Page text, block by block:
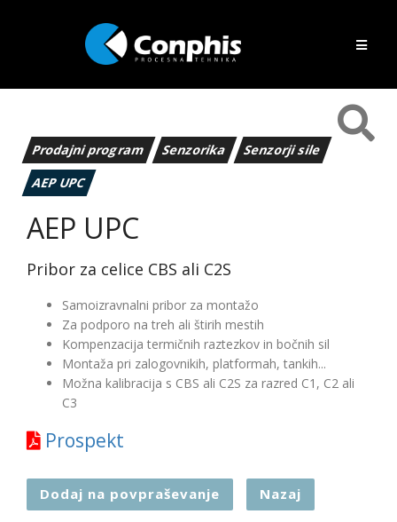
Prodajni program Senzorika
Senzorji sile
AEP UPC
AEP UPC
Pribor za celice CBS ali C2S
Samoizravnalni pribor za montažo
Za podporo na treh ali štirih mestih
Kompenzacija termičnih raztezkov in bočnih sil
Montaža pri zalogovnikih, platformah, tankih...
Možna kalibracija s CBS ali C2S za razred C1, C2 ali
C3
Prospekt
Dodaj na povpraševanje Nazaj